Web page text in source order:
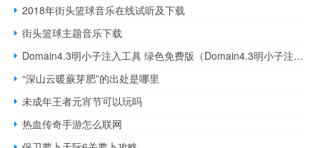
2018年街头篮球音乐在线试听及下载
街头篮球主题音乐下载
Domain4.3明小子注入工具 绿色免费版（Domain4.3明小子注入工具 绿色免费版功能简介）
“深山云暖蕨芽肥”的出处是哪里
未成年王者元宵节可以玩吗
热血传奇手游怎么联网